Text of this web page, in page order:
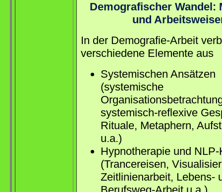
Demografischer Wandel:
und
In der Demografie-Arbeit
verschiedene Elemente aus
Systemischen Ansätzen
(systemische
systemisch-reflexive
Rituale, Metaphern,
u.a.)
Hypnotherapie und
(Trancereisen,
Zeitlinienarbeit, Lebens-